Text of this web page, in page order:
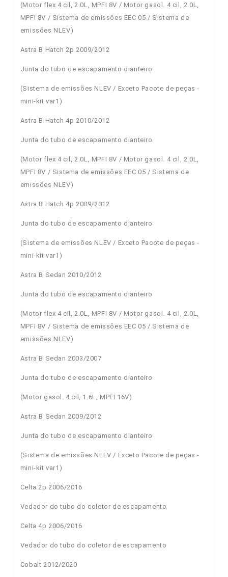
(Motor flex 4 cil, 2.0L, MPFI 8V / Motor gasol. 4 cil, 2.0L,
MPFI 8V / Sistema de emissões EEC 05 / Sistema de
emissões NLEV)
Astra B Hatch 2p 2009/2012
Junta do tubo de escapamento dianteiro
(Sistema de emissões NLEV / Exceto Pacote de peças -
mini-kit var1)
Astra B Hatch 4p 2010/2012
Junta do tubo de escapamento dianteiro
(Motor flex 4 cil, 2.0L, MPFI 8V / Motor gasol. 4 cil, 2.0L,
MPFI 8V / Sistema de emissões EEC 05 / Sistema de
emissões NLEV)
Astra B Hatch 4p 2009/2012
Junta do tubo de escapamento dianteiro
(Sistema de emissões NLEV / Exceto Pacote de peças -
mini-kit var1)
Astra B Sedan 2010/2012
Junta do tubo de escapamento dianteiro
(Motor flex 4 cil, 2.0L, MPFI 8V / Motor gasol. 4 cil, 2.0L,
MPFI 8V / Sistema de emissões EEC 05 / Sistema de
emissões NLEV)
Astra B Sedan 2003/2007
Junta do tubo de escapamento dianteiro
(Motor gasol. 4 cil, 1.6L, MPFI 16V)
Astra B Sedan 2009/2012
Junta do tubo de escapamento dianteiro
(Sistema de emissões NLEV / Exceto Pacote de peças -
mini-kit var1)
Celta 2p 2006/2016
Vedador do tubo do coletor de escapamento
Celta 4p 2006/2016
Vedador do tubo do coletor de escapamento
Cobalt 2012/2020